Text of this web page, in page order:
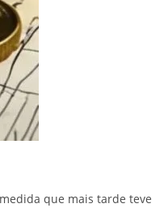
que mais tarde teve